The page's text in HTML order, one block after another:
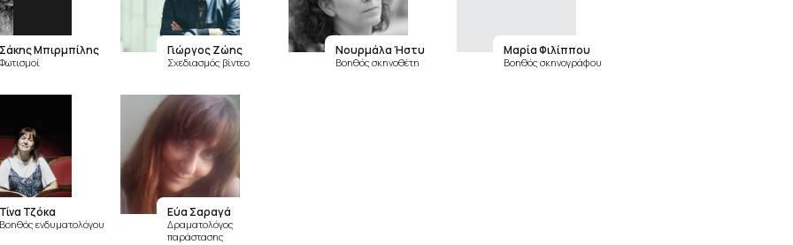
Σάκης Μπιρμπίλης
Φωτισμοί
Γιώργος Ζώης
Σχεδιασμός βίντεο
Νουρμάλα Ήστυ
Βοηθός σκηνοθέτη
Μαρία Φιλίππου
Βοηθός σκηνογράφου
Τίνα Τζόκα
Βοηθός ενδυματολόγου
Εύα Σαραγά
Δραματολόγος
παράστασης